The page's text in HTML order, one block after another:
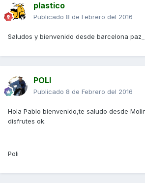
plastico
Publicado 8 de Febrero del 2016
Saludos y bienvenido desde barcelona paz_
POLI
Publicado 8 de Febrero del 2016
Hola Pablo bienvenido,te saludo desde
disfrutes ok.
Poli